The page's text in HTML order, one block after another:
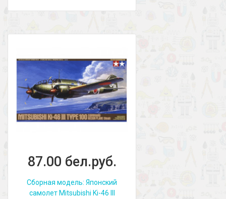
87.00 бел.руб.
Сборная модель: Японский
самолет Mitsubishi Ki-46 III